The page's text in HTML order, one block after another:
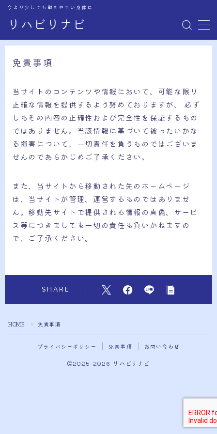
リハビリナビ
今より少しでも動きやすい身体に
お問い合わせ
免責事項
当サイトのコンテンツや情報において、可能な限り
正確な情報を提供するよう努めておりますが、 必ず
しもその内容の正確性および完全性を保証するもの
ではありません。当該情報に基づいて被ったいかな
る損害について、一切責任を負うものではございま
せんのであらかじめご了承ください。
また、当サイトから移動された先のホームページ
は、当サイトが管理、運営するものではありませ
ん。移動先サイトで提供される情報の真偽、サービ
ス等につきましても一切の責任も負いかねますの
で、ご了承ください。
SHARE
HOME ＞ 免責事項
プライバシーポリシー 免責事項 お問い合わせ
2025–2026 リハビリナビ